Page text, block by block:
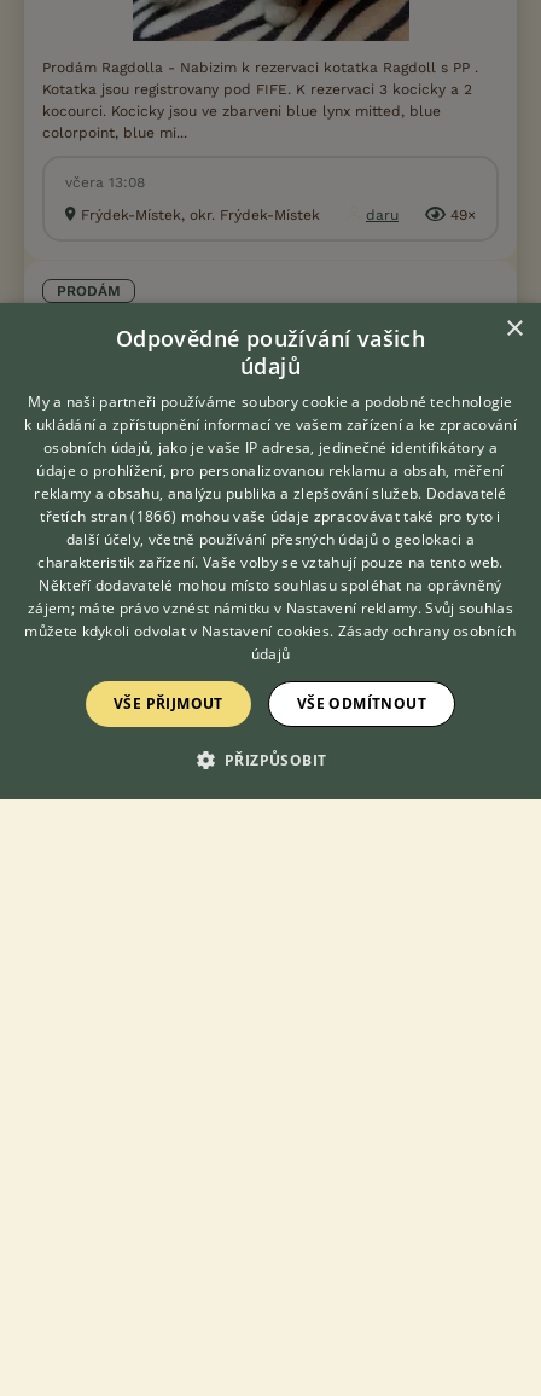
Prodám Ragdolla - Nabizim k rezervaci kotatka Ragdoll s PP .
Kotatka jsou registrovany pod FIFE. K rezervaci 3 kocicky a 2
kocourci. Kocicky jsou ve zbarveni blue lynx mitted, blue
colorpoint, blue mi...
včera 13:08
Frýdek-Místek, okr. Frýdek-Místek
daru 49×
PRODÁM
Daruji koťátka
Daruji 2 tříbarevné kocourky.
Hledáte zvířecího kamaráda?
Zdarma vám poradí
VETERINÁŘ ONLINE
KONZULTOVAT S
VETERINÁŘEM
×
Odpovědné používání vašich
údajů
My a naši partneři používáme soubory cookie a podobné technologie
k ukládání a zpřístupnění informací ve vašem zařízení a ke zpracování
osobních údajů, jako je vaše IP adresa, jedinečné identifikátory a
údaje o prohlížení, pro personalizovanou reklamu a obsah, měření
reklamy a obsahu, analýzu publika a zlepšování služeb. Dodavatelé
třetích stran (1866) mohou vaše údaje zpracovávat také pro tyto i
další účely, včetně používání přesných údajů o geolokaci a
charakteristik zařízení. Vaše volby se vztahují pouze na tento web.
Někteří dodavatelé mohou místo souhlasu spoléhat na oprávněný
zájem; máte právo vznést námitku v Nastavení reklamy. Svůj souhlas
můžete kdykoli odvolat v Nastavení cookies. Zásady ochrany osobních
údajů
VŠE PŘIJMOUT VŠE ODMÍTNOUT
PŘIZPŮSOBIT